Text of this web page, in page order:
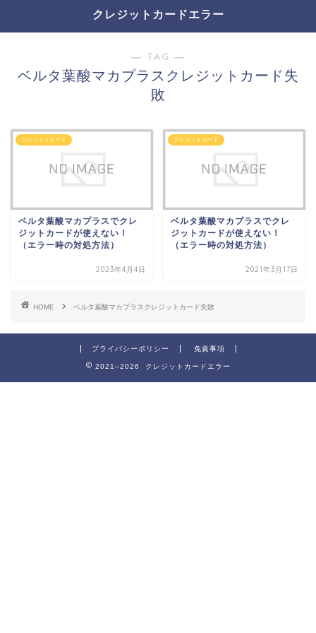
クレジットカードエラー
― TAG ―
ベルタ葉酸マカプラスクレジットカード失
敗
クレジットカード
ベルタ葉酸マカプラスでクレ
ジットカードが使えない！
（エラー時の対処方法）
2023年4月4日
クレジットカード
ベルタ葉酸マカプラスでクレ
ジットカードが使えない！
（エラー時の対処方法）
2021年3月17日
HOME ベルタ葉酸マカプラスクレジットカード失敗
プライバシーポリシー 免責事項
2021–2026 クレジットカードエラー